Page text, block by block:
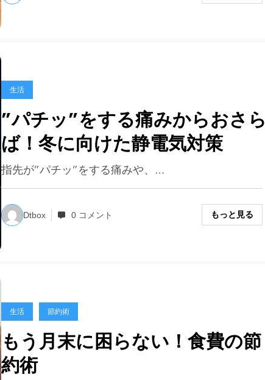
生活
”パチッ”をする痛みからおさら
ば！冬に向けた静電気対策
指先が”パチッ”をする痛みや、…
Dtbox 0 コメント もっと見る
生活 節約術
もう月末に困らない！食費の節
約術